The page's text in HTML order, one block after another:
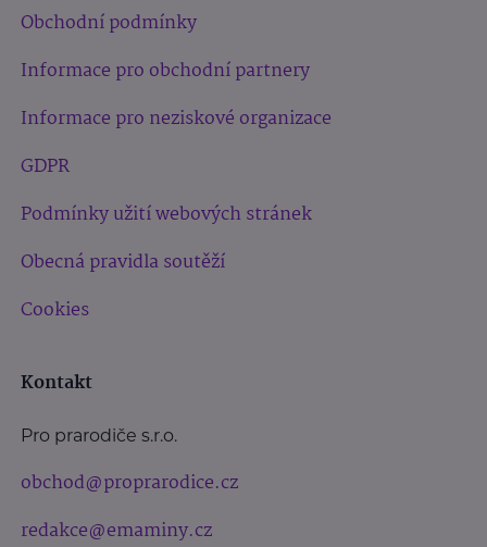
Obchodní podmínky
Informace pro obchodní partnery
Informace pro neziskové organizace
GDPR
Podmínky užití webových stránek
Obecná pravidla soutěží
Cookies
Kontakt
Pro prarodiče s.r.o.
obchod@proprarodice.cz
redakce@emaminy.cz